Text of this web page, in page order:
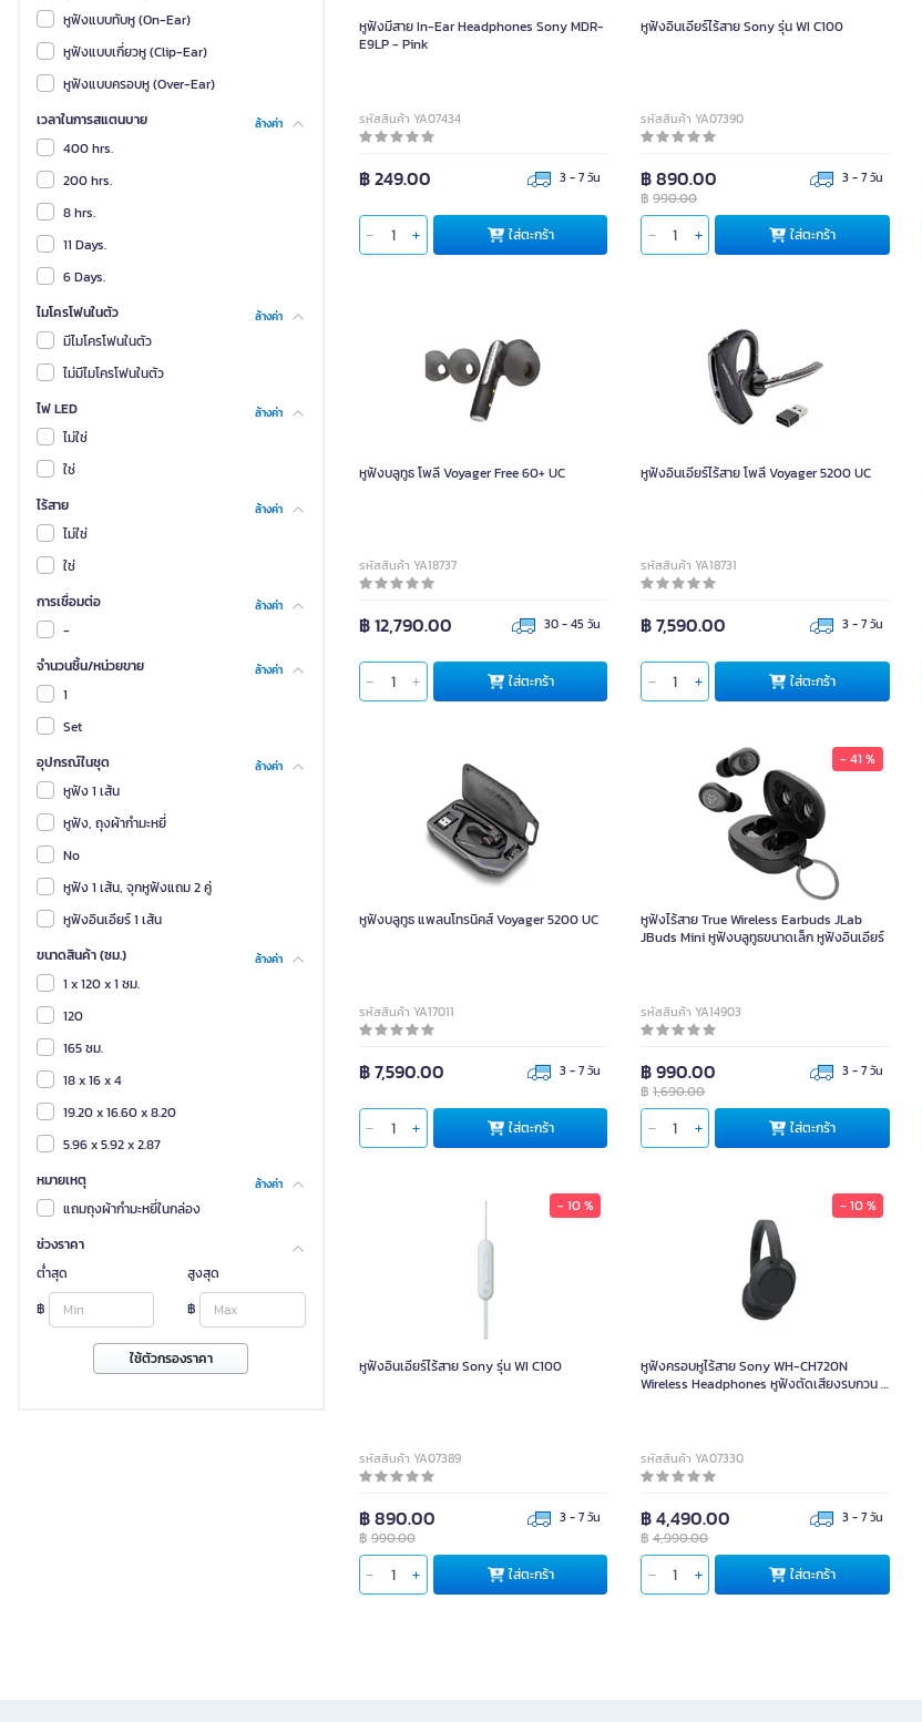
Lenovo
Sennheiser
ซัมซุง
เสี่ยวมี่
Acer
Apple
Black Shark
Commy
MAZER
RAPOO
ทรัสโก้
เอ็กซ์ไตร์คมี
BEYERDYNAMIC
GravaStar
IMILAB
Kassa Home
Monster
SANDI
Timekttle
บีเวลล์
มาร์ก
รีทเคส
วันออดิโอ
วิช
วีเกอร์
เคลียร์
แซนด์คิง
แอนนิเทค
โบยา
Bazic
Blue Eagle
COACH
DeskSpace
FiiO
HIFIMAN
HYPER-X
Huawei
INDEX LIVING MALL
KREAFUNK
Kingston
LOGITECH G
MD Tech
หูฟังแบบทับหู (On-Ear)
หูฟังแบบเกี่ยวหู (Clip-Ear)
หูฟังแบบครอบหู (Over-Ear)
เวลาในการสแตนบาย
ล้างค่า
400 hrs.
200 hrs.
8 hrs.
11 Days.
6 Days.
ไมโครโฟนในตัว
ล้างค่า
มีไมโครโฟนในตัว
ไม่มีไมโครโฟนในตัว
ไฟ LED
ล้างค่า
ไม่ใช่
ใช่
ไร้สาย
ล้างค่า
ไม่ใช่
ใช่
การเชื่อมต่อ
ล้างค่า
-
จำนวนชิ้น/หน่วยขาย
ล้างค่า
1
Set
อุปกรณ์ในชุด
ล้างค่า
หูฟัง 1 เส้น
หูฟัง, ถุงผ้ากำมะหยี่
No
หูฟัง 1 เส้น, จุกหูฟังแถม 2 คู่
หูฟังอินเอียร์ 1 เส้น
ขนาดสินค้า (ซม.)
ล้างค่า
1 x 120 x 1 ซม.
120
165 ซม.
18 x 16 x 4
19.20 x 16.60 x 8.20
5.96 x 5.92 x 2.87
หมายเหตุ
ล้างค่า
แถมถุงผ้ากำมะหยี่ในกล่อง
ช่วงราคา
ต่ำสุด
฿
สูงสุด
฿
ใช้ตัวกรองราคา
หูฟังมีสาย In-Ear Headphones Sony MDR-
E9LP - Pink
รหัสสินค้า YA07434
฿ 249.00 3 - 7 วัน
ใส่ตะกร้า
หูฟังอินเอียร์ไร้สาย Sony รุ่น WI C100
รหัสสินค้า YA07390
฿ 890.00
฿990.00
3 - 7 วัน
ใส่ตะกร้า
หูฟังบลูทูธ โพลี Voyager Free 60+ UC
รหัสสินค้า YA18737
฿ 12,790.00 30 - 45 วัน
ใส่ตะกร้า
หูฟังอินเอียร์ไร้สาย โพลี Voyager 5200 UC
รหัสสินค้า YA18731
฿ 7,590.00 3 - 7 วัน
ใส่ตะกร้า
หูฟังบลูทูธ แพลนโทรนิคส์ Voyager 5200 UC
รหัสสินค้า YA17011
฿ 7,590.00 3 - 7 วัน
ใส่ตะกร้า
- 41 %
หูฟังไร้สาย True Wireless Earbuds JLab
JBuds Mini หูฟังบลูทูธขนาดเล็ก หูฟังอินเอียร์
รหัสสินค้า YA14903
฿ 990.00
฿1,690.00
3 - 7 วัน
ใส่ตะกร้า
- 10 %
หูฟังอินเอียร์ไร้สาย Sony รุ่น WI C100
รหัสสินค้า YA07389
฿ 890.00
฿990.00
3 - 7 วัน
ใส่ตะกร้า
- 10 %
หูฟังครอบหูไร้สาย Sony WH-CH720N
Wireless Headphones หูฟังตัดเสียงรบกวน -
รหัสสินค้า YA07330
฿ 4,490.00
฿4,990.00
3 - 7 วัน
ใส่ตะกร้า